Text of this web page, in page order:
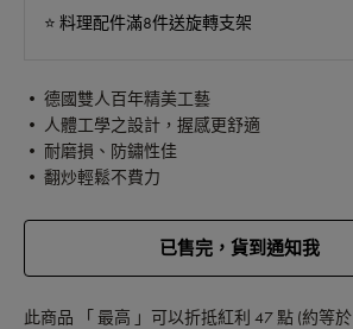
⭐️ 料理配件滿8件送旋轉支架
• 德國雙人百年精美工藝
• 人體工學之設計，握感更舒適
• 耐磨損、防鏽性佳
• 翻炒輕鬆不費力
已售完，貨到通知我
此商品 「 最高 」可以折抵紅利 47點 (約等於